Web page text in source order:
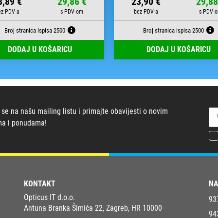
Broj stranica ispisa 2500
DODAJ U KOŠARICU
Broj stranica ispisa 2500
DODAJ U KOŠARICU
na našu mailing listu i primajte obavijesti o novim
i ponudama!
KONTAKT
Opticus IT d.o.o.
Antuna Branka Šimića 22, Zagreb, HR 10000